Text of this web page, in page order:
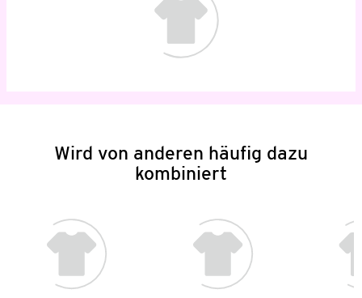
Wird von anderen häufig dazu
kombiniert